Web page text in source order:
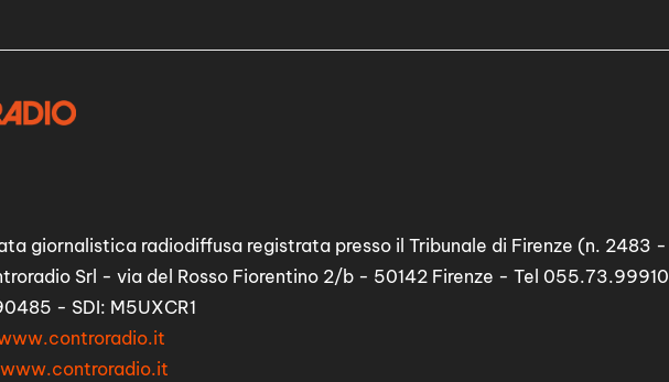
giornalistica radiodiffusa registrata presso il Tribunale di Firenze (n. 2483 -
Srl - via del Rosso Fiorentino 2/b - 50142 Firenze - Tel 055.73.99910
- SDI: M5UXCR1